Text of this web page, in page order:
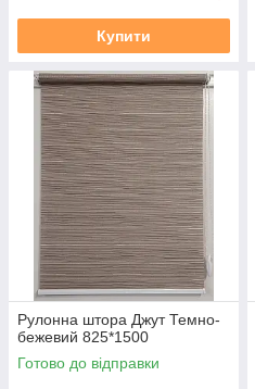
Купити
Рулонна штора Джут Темно-
бежевий 825*1500
Готово до відправки